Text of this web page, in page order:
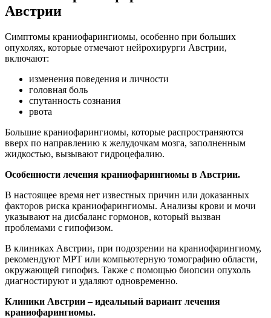
Австрии
Симптомы краниофарингиомы, особенно при больших
опухолях, которые отмечают нейрохирурги Австрии,
включают:
изменения поведения и личности
головная боль
спутанность сознания
рвота
Большие краниофарингиомы, которые распространяются
вверх по направлению к желудочкам мозга, заполненным
жидкостью, вызывают гидроцефалию.
Особенности лечения краниофарингиомы в Австрии.
В настоящее время нет известных причин или доказанных
факторов риска краниофарингиомы. Анализы крови и мочи
указывают на дисбаланс гормонов, который вызван
проблемами с гипофизом.
В клиниках Австрии, при подозрении на краниофарингиому,
рекомендуют МРТ или компьютерную томографию области,
окружающей гипофиз. Также с помощью биопсии опухоль
диагностируют и удаляют одновременно.
Клиники Австрии – идеальный вариант лечения
краниофарингиомы.